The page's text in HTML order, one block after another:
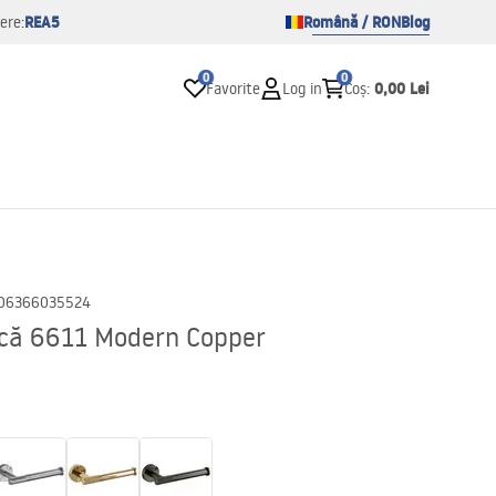
REA5 Română / RONBlog
0
Favorite Log in
0
Coș: 0,00 Lei
6611 Modern Copper